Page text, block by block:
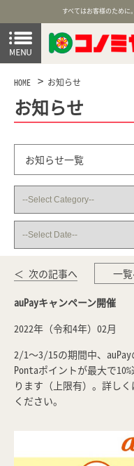
すべてはお客様のために。
HOME お知らせ
お知らせ
お知らせ一覧
＜ 次の記事へ 一
auPayキャンペーン開催
2022年（令和4年）02月
2/1～3/15の期間中、
Pontaポイントが最大で
ります（上限有）。詳し
ください。